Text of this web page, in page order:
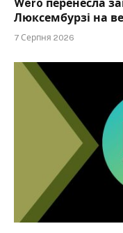
Wero перенесла
Люксембурзі на
7 Серпня 2026